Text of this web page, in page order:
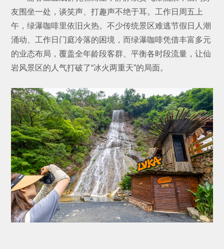
友围坐一处，谈笑声、打趣声不绝于耳。工作日周五上
午，绿瀑咖啡里依旧火热。不少传统景区难逃节假日人潮
涌动、工作日门庭冷落的困境，而绿瀑咖啡凭借丰富多元
的业态布局，覆盖全年龄段客群、平衡各时段流量，让仙
岩风景区的人气打破了“冰火两重天”的局面。